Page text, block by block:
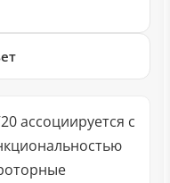
ассоциируется с